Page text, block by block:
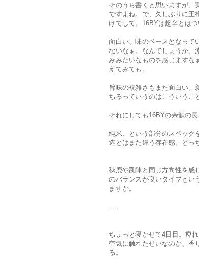
そのうち書くと思いますが、
ですよね。で、久しぶりに王
けでして。16BYは超辛とはつ
面白い、味のベースとなって
ないなぁ。なんでしょうか、
みみたいなものを感じますな
えてみても。
旨味の複雑さもまた面白い。
ちるっていうのはこういうこ
それにしても16BYの余韻の
純米、という部分のスペック
造とはまた違う存在感。どっ
秋鹿や凱陣と同じ方向性を感
のバランスが良いタイプとい
ますか。
ちょっと寝かせて4日目。痺
空気に触れたせいなのか、香
る。